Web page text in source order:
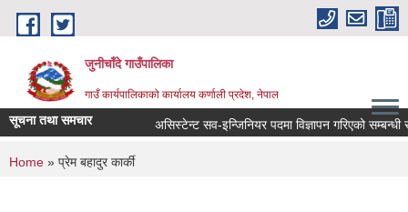
Skip to main content
जुनीचाँदे गाउँपालिका
गाउँ कार्यपालिकाको कार्यालय कर्णाली प्रदेश, नेपाल
सूचना तथा समचार असिस्टेन्ट सव-इन्जिनियर पदमा विज्ञापन गरिएको सम्बन्धी
You are here
Home » प्रेम बहादुर कार्की